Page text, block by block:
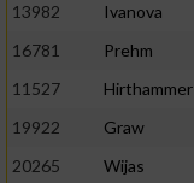
13982
Ivanova
16781
Prehm
11527
Hirthammer
19922
Graw
20265
Wijas